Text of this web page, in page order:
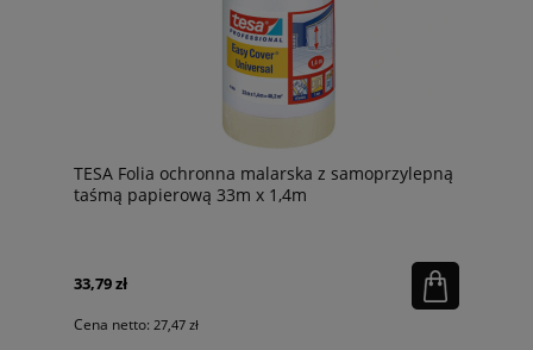
TESA Folia ochronna malarska z samoprzylepną
taśmą papierową 33m x 1,4m
33,79 zł
Cena netto: 27,47 zł